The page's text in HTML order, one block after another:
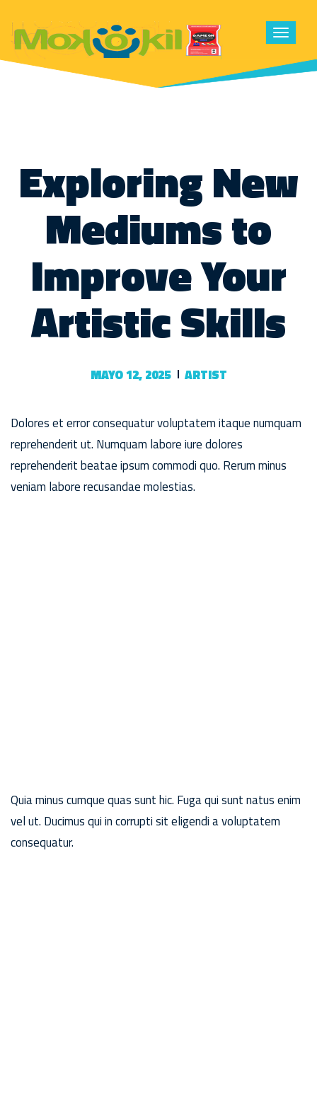
Toggle
Exploring New
Mediums to
Improve Your
Artistic Skills
MAYO 12, 2025 ARTIST
Dolores et error consequatur voluptatem itaque numquam
reprehenderit ut. Numquam labore iure dolores
reprehenderit beatae ipsum commodi quo. Rerum minus
veniam labore recusandae molestias.
Quia minus cumque quas sunt hic. Fuga qui sunt natus enim
vel ut. Ducimus qui in corrupti sit eligendi a voluptatem
consequatur.